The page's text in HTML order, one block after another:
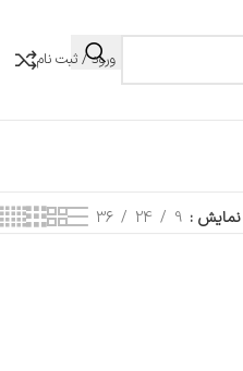
ورود / ثبت نام
نمایش 9
24
36